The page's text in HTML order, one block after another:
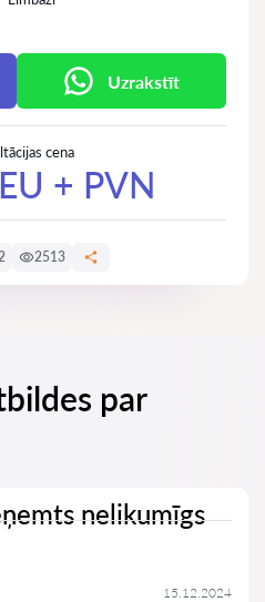
Uzrakstīt
cena
+ PVN
2513
par
nelikumīgs
15.12.2024